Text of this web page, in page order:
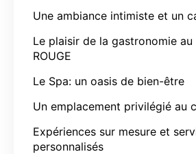
Une ambiance intimiste et un
Le plaisir de la gastronomie au
ROUGE
Le Spa: un oasis de bien-être
Un emplacement privilégié au
Expériences sur mesure et
personnalisés